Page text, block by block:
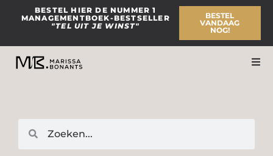
naar
inhoud
BESTEL HIER DE NUMMER 1
MANAGEMENTBOEK-BESTSELLER
"TEL UIT JE WINST"
BESTEL
VANDAAG
NOG!